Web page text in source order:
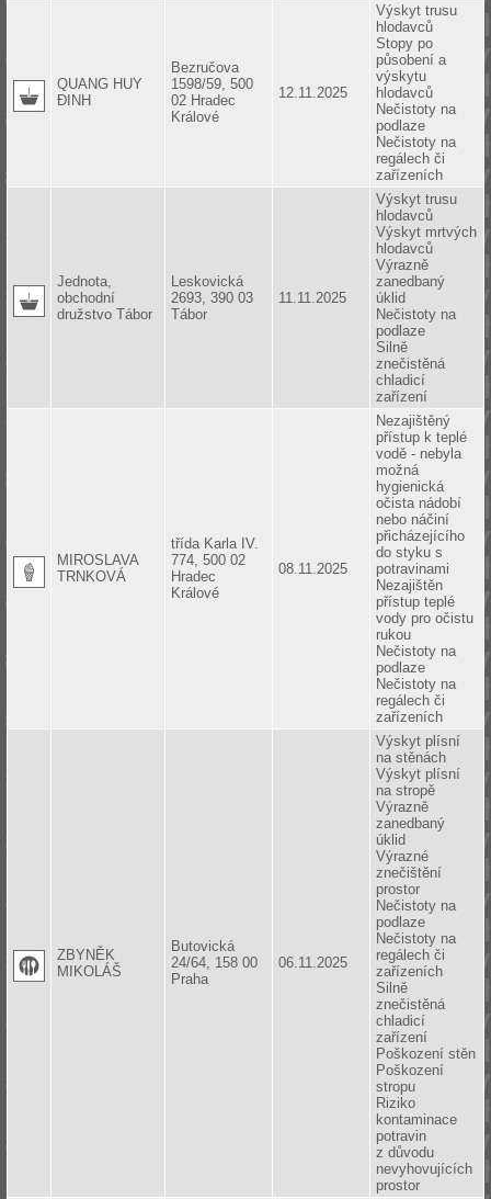
QUANG HUY
ĐINH
Bezručova
1598/59, 500
02 Hradec
Králové
12.11.2025
Výskyt trusu
hlodavců
Stopy po
působení a
výskytu
hlodavců
Nečistoty na
podlaze
Nečistoty na
regálech či
zařízeních
Jednota,
obchodní
družstvo Tábor
Leskovická
2693, 390 03
Tábor
11.11.2025
Výskyt trusu
hlodavců
Výskyt mrtvých
hlodavců
Výrazně
zanedbaný
úklid
Nečistoty na
podlaze
Silně
znečistěná
chladicí
zařízení
MIROSLAVA
TRNKOVÁ
třída Karla IV.
774, 500 02
Hradec
Králové
08.11.2025
Nezajištěný
přístup k teplé
vodě - nebyla
možná
hygienická
očista nádobí
nebo náčiní
přicházejícího
do styku s
potravinami
Nezajištěn
přístup teplé
vody pro očistu
rukou
Nečistoty na
podlaze
Nečistoty na
regálech či
zařízeních
ZBYNĚK
MIKOLÁŠ
Butovická
24/64, 158 00
Praha
06.11.2025
Výskyt plísní
na stěnách
Výskyt plísní
na stropě
Výrazně
zanedbaný
úklid
Výrazné
znečištění
prostor
Nečistoty na
podlaze
Nečistoty na
regálech či
zařízeních
Silně
znečistěná
chladicí
zařízení
Poškození stěn
Poškození
stropu
Riziko
kontaminace
potravin
z důvodu
nevyhovujících
prostor